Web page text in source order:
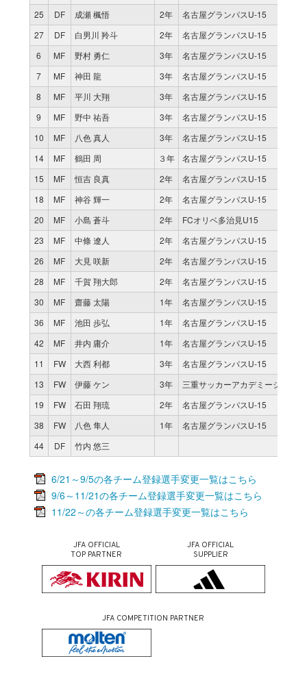
25
DF 成瀬 楓悟 2年
名古屋グランパスU-15
27
DF 白男川 羚斗 2年
名古屋グランパスU-15
6
MF 野村 勇仁 3年
名古屋グランパスU-15
7
MF 神田 龍 3年
名古屋グランパスU-15
8
MF 平川 大翔 3年
名古屋グランパスU-15
9
MF 野中 祐吾 3年
名古屋グランパスU-15
10
MF 八色 真人 3年
名古屋グランパスU-15
14
MF 鶴田 周 ３年
名古屋グランパスU-15
15
MF 恒吉 良真 2年
名古屋グランパスU-15
18
MF 神谷 輝一 2年
名古屋グランパスU-15
20
MF 小島 蒼斗 2年
FCオリベ多治見U15
23
MF 中條 遼人 2年
名古屋グランパスU-15
26
MF 大見 咲新 2年
名古屋グランパスU-15
28
MF 千賀 翔大郎 2年
名古屋グランパスU-15
30
MF 齋藤 太陽 1年
名古屋グランパスU-15
36
MF 池田 歩弘 1年
名古屋グランパスU-15
42
MF 井内 庸介 1年
名古屋グランパスU-15
11
FW 大西 利都 3年
名古屋グランパスU-15
13
FW 伊藤 ケン 3年
三重サッカーアカデミージュニ
19
FW 石田 翔琉 2年
名古屋グランパスU-15
38
FW 八色 隼人 1年
名古屋グランパスU-15
44
DF 竹内 悠三
6/21～9/5の各チーム登録選手変更一覧はこちら
9/6～11/21の各チーム登録選手変更一覧はこちら
11/22～の各チーム登録選手変更一覧はこちら
JFA OFFICIAL
TOP PARTNER
JFA OFFICIAL
SUPPLIER
JFA COMPETITION PARTNER